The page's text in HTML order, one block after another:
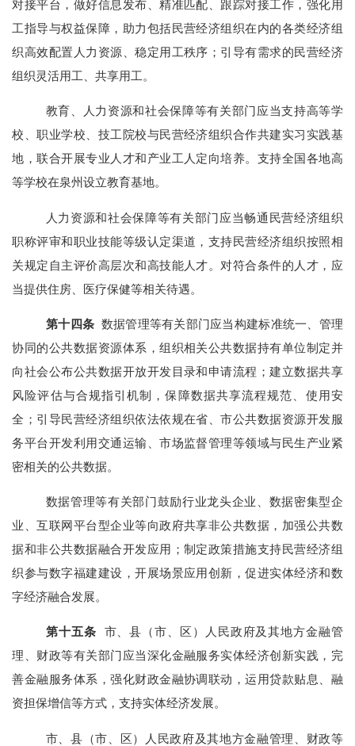
对接平台，做好信息发布、精准匹配、跟踪对接工作，强化用
工指导与权益保障，助力包括民营经济组织在内的各类经济组
织高效配置人力资源、稳定用工秩序；引导有需求的民营经济
组织灵活用工、共享用工。
教育、人力资源和社会保障等有关部门应当支持高等学
校、职业学校、技工院校与民营经济组织合作共建实习实践基
地，联合开展专业人才和产业工人定向培养。支持全国各地高
等学校在泉州设立教育基地。
人力资源和社会保障等有关部门应当畅通民营经济组织
职称评审和职业技能等级认定渠道，支持民营经济组织按照相
关规定自主评价高层次和高技能人才。对符合条件的人才，应
当提供住房、医疗保健等相关待遇。
第十四条 数据管理等有关部门应当构建标准统一、管理
协同的公共数据资源体系，组织相关公共数据持有单位制定并
向社会公布公共数据开放开发目录和申请流程；建立数据共享
风险评估与合规指引机制，保障数据共享流程规范、使用安
全；引导民营经济组织依法依规在省、市公共数据资源开发服
务平台开发利用交通运输、市场监督管理等领域与民生产业紧
密相关的公共数据。
数据管理等有关部门鼓励行业龙头企业、数据密集型企
业、互联网平台型企业等向政府共享非公共数据，加强公共数
据和非公共数据融合开发应用；制定政策措施支持民营经济组
织参与数字福建建设，开展场景应用创新，促进实体经济和数
字经济融合发展。
第十五条
市、县（市、区）人民政府及其地方金融管
理、财政等有关部门应当深化金融服务实体经济创新实践，完
善金融服务体系，强化财政金融协调联动，运用贷款贴息、融
资担保增信等方式，支持实体经济发展。
市、县（市、区）人民政府及其地方金融管理、财政等